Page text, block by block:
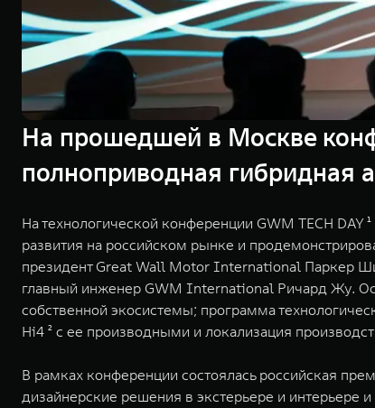
На прошедшей в Москве
полноприводная гибридная
На технологической конференции GWM TECH
развития на российском рынке и
президент Great Wall Motor International Паркер
главный инженер GWM International Ричард Жу.
собственной экосистемы; программа
Hi4 ² с ее производными и локализация
В рамках конференции состоялась российская
дизайнерские решения в экстерьере и интерьере